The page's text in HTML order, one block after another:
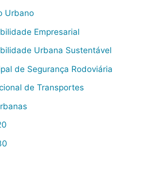
Urbano
Empresarial
Urbana Sustentável
de Segurança Rodoviária
de Transportes